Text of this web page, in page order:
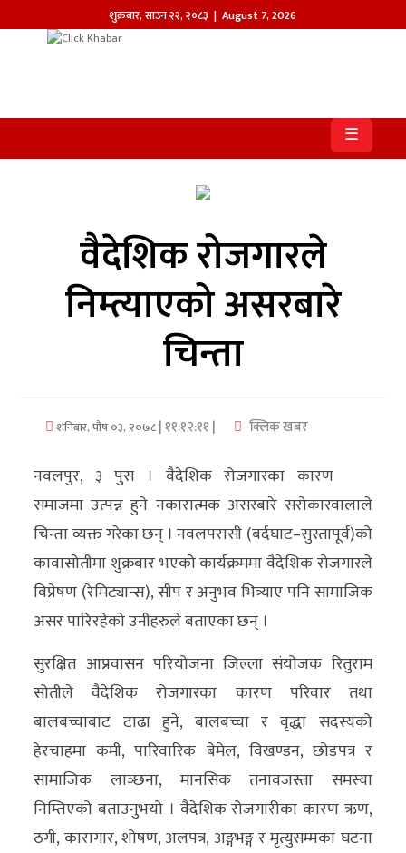
शुक्रबार,साउन२२,२०८३ | August 7, 2026
खबर
समाज
सम्पादकीय
वाणिज्य
मनाेरञ्जन
विज्ञान
प्रविधि
अन्तरर्वार्ता
विचार/
ब्लग
खेलकुद
रोचक
अन्य
☰
वैदेशिक रोजगारले
निम्त्याएको असरबारे
चिन्ता
शनिबार, पौष ०३, २०७८| ११:१२:११ | क्लिक खबर
नवलपुर, ३ पुस । वैदेशिक रोजगारका कारण
समाजमा उत्पन्न हुने नकारात्मक असरबारे सरोकारवालाले
चिन्ता व्यक्त गरेका छन् । नवलपरासी (बर्दघाट–सुस्तापूर्व)को
कावासोतीमा शुक्रबार भएको कार्यक्रममा वैदेशिक रोजगारले
विप्रेषण (रेमिट्यान्स), सीप र अनुभव भित्र्याए पनि सामाजिक
असर पारिरहेको उनीहरुले बताएका छन् ।
सुरक्षित आप्रवासन परियोजना जिल्ला संयोजक रितुराम
सोतीले वैदेशिक रोजगारका कारण परिवार तथा
बालबच्चाबाट टाढा हुने, बालबच्चा र वृद्धा सदस्यको
हेरचाहमा कमी, पारिवारिक बेमेल, विखण्डन, छोडपत्र र
सामाजिक लाञ्छना, मानसिक तनावजस्ता समस्या
निम्तिएको बताउनुभयो । वैदेशिक रोजगारीका कारण ऋण,
ठगी, कारागार, शोषण, अलपत्र, अङ्गभङ्ग र मृत्युसम्मका घटना